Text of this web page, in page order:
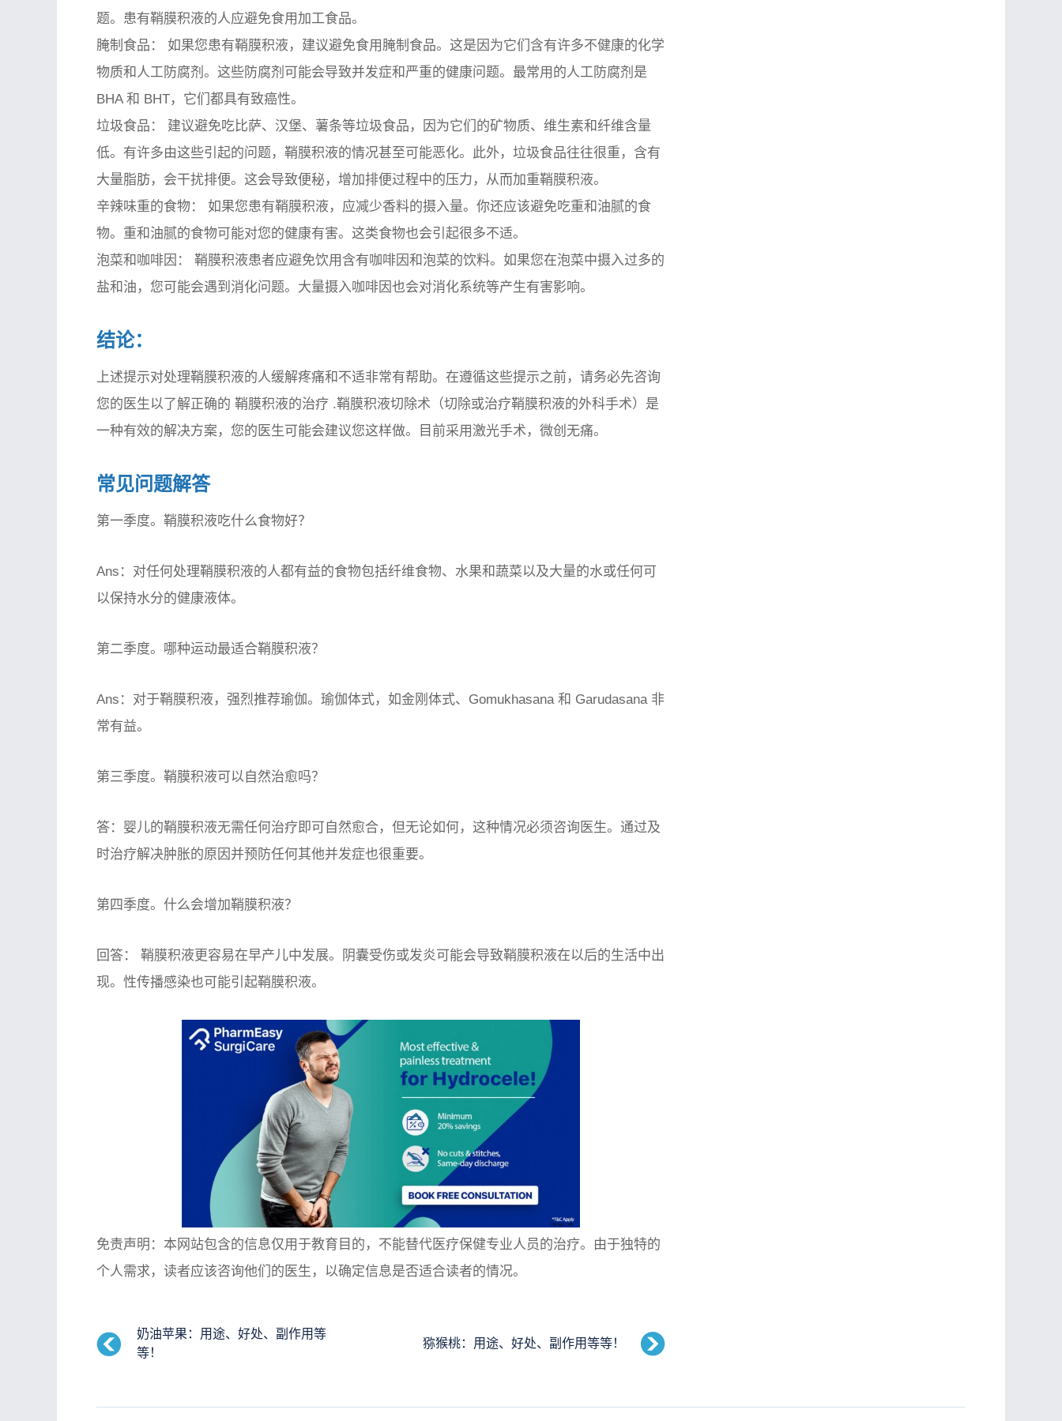
题。患有鞘膜积液的人应避免食用加工食品。
腌制食品：
如果您患有鞘膜积液，建议避免食用腌制食品。这是因为它们含有许多不健康的化学
物质和人工防腐剂。这些防腐剂可能会导致并发症和严重的健康问题。最常用的人工防腐剂是
BHA 和 BHT，它们都具有致癌性。
垃圾食品：
建议避免吃比萨、汉堡、薯条等垃圾食品，因为它们的矿物质、维生素和纤维含量
低。有许多由这些引起的问题，鞘膜积液的情况甚至可能恶化。此外，垃圾食品往往很重，含有
大量脂肪，会干扰排便。这会导致便秘，增加排便过程中的压力，从而加重鞘膜积液。
辛辣味重的食物：
如果您患有鞘膜积液，应减少香料的摄入量。你还应该避免吃重和油腻的食
物。重和油腻的食物可能对您的健康有害。这类食物也会引起很多不适。
泡菜和咖啡因：
鞘膜积液患者应避免饮用含有咖啡因和泡菜的饮料。如果您在泡菜中摄入过多的
盐和油，您可能会遇到消化问题。大量摄入咖啡因也会对消化系统等产生有害影响。
结论：
上述提示对处理鞘膜积液的人缓解疼痛和不适非常有帮助。在遵循这些提示之前，请务必先咨询
您的医生以了解正确的 鞘膜积液的治疗 .鞘膜积液切除术（切除或治疗鞘膜积液的外科手术）是
一种有效的解决方案，您的医生可能会建议您这样做。目前采用激光手术，微创无痛。
常见问题解答
第一季度。鞘膜积液吃什么食物好？
Ans：对任何处理鞘膜积液的人都有益的食物包括纤维食物、水果和蔬菜以及大量的水或任何可
以保持水分的健康液体。
第二季度。哪种运动最适合鞘膜积液？
Ans：对于鞘膜积液，强烈推荐瑜伽。瑜伽体式，如金刚体式、Gomukhasana 和 Garudasana 非
常有益。
第三季度。鞘膜积液可以自然治愈吗？
答：婴儿的鞘膜积液无需任何治疗即可自然愈合，但无论如何，这种情况必须咨询医生。通过及
时治疗解决肿胀的原因并预防任何其他并发症也很重要。
第四季度。什么会增加鞘膜积液？
回答： 鞘膜积液更容易在早产儿中发展。阴囊受伤或发炎可能会导致鞘膜积液在以后的生活中出
现。性传播感染也可能引起鞘膜积液。
免责声明：本网站包含的信息仅用于教育目的，不能替代医疗保健专业人员的治疗。由于独特的
个人需求，读者应该咨询他们的医生，以确定信息是否适合读者的情况。
奶油苹果：用途、好处、副作用等
等！
猕猴桃：用途、好处、副作用等等！